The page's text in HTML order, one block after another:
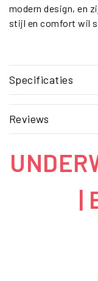
modern design, en
stijl en comfort wil
Specificaties
Reviews
|